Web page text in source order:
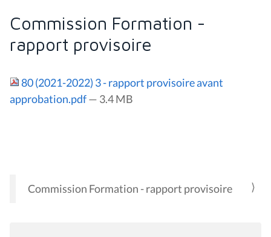
Commission Formation -
rapport provisoire
80 (2021-2022) 3 - rapport provisoire avant
approbation.pdf— 3.4 MB
N
Commission Formation - rapport provisoire